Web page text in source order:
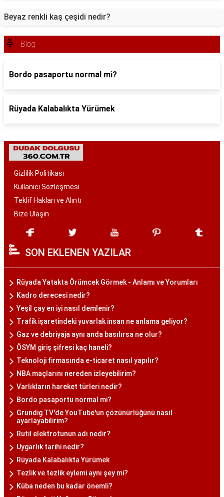
Beyaz renkli kaş çeşidi nedir?
Blog
Bordo pasaportu normal mi?
Rüyada Kalabalıkta Yürümek
Gizlilik Politikası
Kullanıcı Sözleşmesi
Teklif Hakları ve Alıntı
Bize Ulaşın
SON EKLENEN YAZILAR
Rüyada Yatakta Örümcek Görmek - Anlamı ve Yorumları
Kadro derecesi nedir?
Yeşil çay en iyi nasıl demlenir?
Trafik işaretindeki yuvarlak insan ne anlama geliyor?
Gaz ve debriyaja aynı anda basılırsa ne olur?
ÖSYM giriş şifresi kaç haneli?
Teknoloji firmasında e-ticaret nasıl yapılır?
NBA maçlarını nereden izleyebilirim?
Varlıkların hareket türleri nedir?
Bordo pasaportu normal mi?
Grundig TV'de YouTube'un çözünürlüğünü nasıl
ayarlayabilirim?
Rutil elektrotunun adı nedir?
Uygarlık tarihi nedir?
Rüyada Kalabalıkta Yürümek
Tezlik ve tezlik eylemi aynı şey mi?
Küba neden bu kadar önemli?